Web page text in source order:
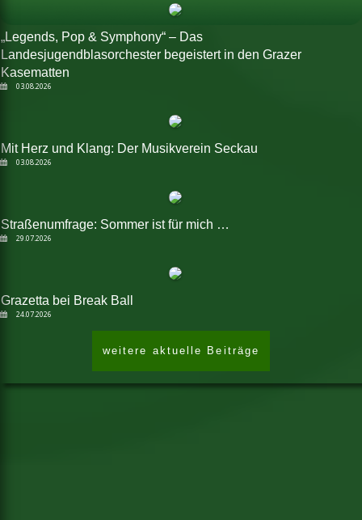
„Legends, Pop & Symphony“ – Das
Landesjugendblasorchester begeistert in den Grazer
Kasematten
03.08.2026
Mit Herz und Klang: Der Musikverein Seckau
03.08.2026
Straßenumfrage: Sommer ist für mich …
29.07.2026
Grazetta bei Break Ball
24.07.2026
weitere aktuelle Beiträge